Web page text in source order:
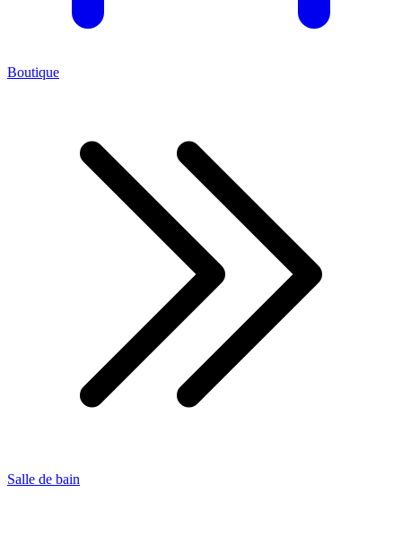
Boutique
Salle de bain